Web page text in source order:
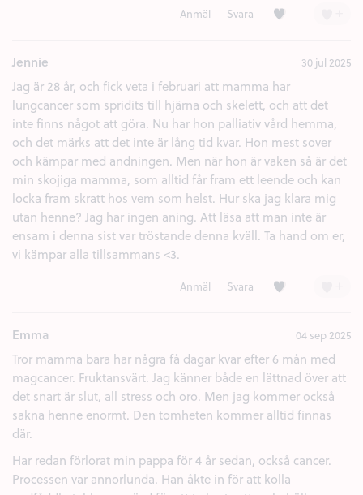
Anmäl Svara Kärlek (2)
Jennie 30 jul 2025
Jag är 28 år, och fick veta i februari att mamma har
lungcancer som spridits till hjärna och skelett, och att det
inte finns något att göra. Nu har hon palliativ vård hemma,
och det märks att det inte är lång tid kvar. Hon mest sover
och kämpar med andningen. Men när hon är vaken så är det
min skojiga mamma, som alltid får fram ett leende och kan
locka fram skratt hos vem som helst. Hur ska jag klara mig
utan henne? Jag har ingen aning. Att läsa att man inte är
ensam i denna sist var tröstande denna kväll. Ta hand om er,
vi kämpar alla tillsammans <3.
Anmäl Svara Kärlek (2)
Emma 04 sep 2025
Tror mamma bara har några få dagar kvar efter 6 mån med
magcancer. Fruktansvärt. Jag känner både en lättnad över att
det snart är slut, all stress och oro. Men jag kommer också
sakna henne enormt. Den tomheten kommer alltid finnas
där.
Har redan förlorat min pappa för 4 år sedan, också cancer.
Processen var annorlunda. Han åkte in för att kolla